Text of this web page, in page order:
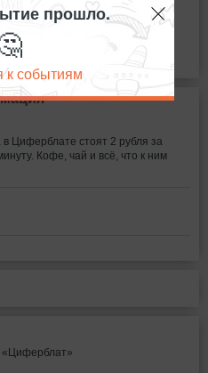
Циферблате стоят 2 рубля за
Кофе, чай и всё, что к ним
«Циферблат»
прошло.
к событиям